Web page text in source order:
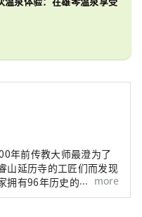
年前传教大师最澄为了
山延历寺的工匠们而发现
拥有96年历史的老字号
在于其四种不同的温泉，
more